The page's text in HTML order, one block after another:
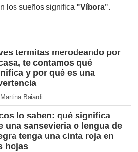
los sueños significa "Víbora".
termitas merodeando por
te contamos qué
y por qué es una
Baiardi
lo saben: qué significa
una sansevieria o lengua de
tenga una cinta roja en
hojas